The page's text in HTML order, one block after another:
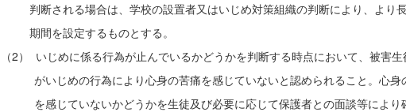
判断される場合は、学校の設置者又はいじめ対策組織の判断により、より
期間を設定するものとする。
（2） いじめに係る行為が止んでいるかどうかを判断する時点において、被害生
がいじめの行為により心身の苦痛を感じていないと認められること。心身
を感じていないかどうかを生徒及び必要に応じて保護者との面談等により